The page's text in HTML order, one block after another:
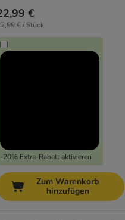
€
€ / Stück
-20% Extra-Rabatt aktivieren
Zum Warenkorb
hinzufügen